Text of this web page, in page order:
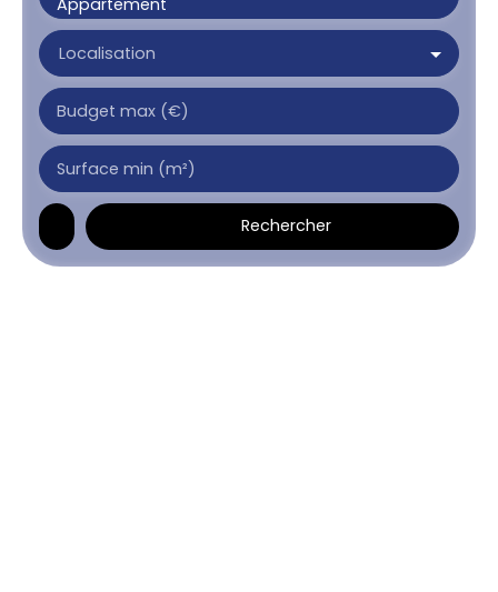
Localisation
Budget max (€)
Surface min (m²)
Rechercher